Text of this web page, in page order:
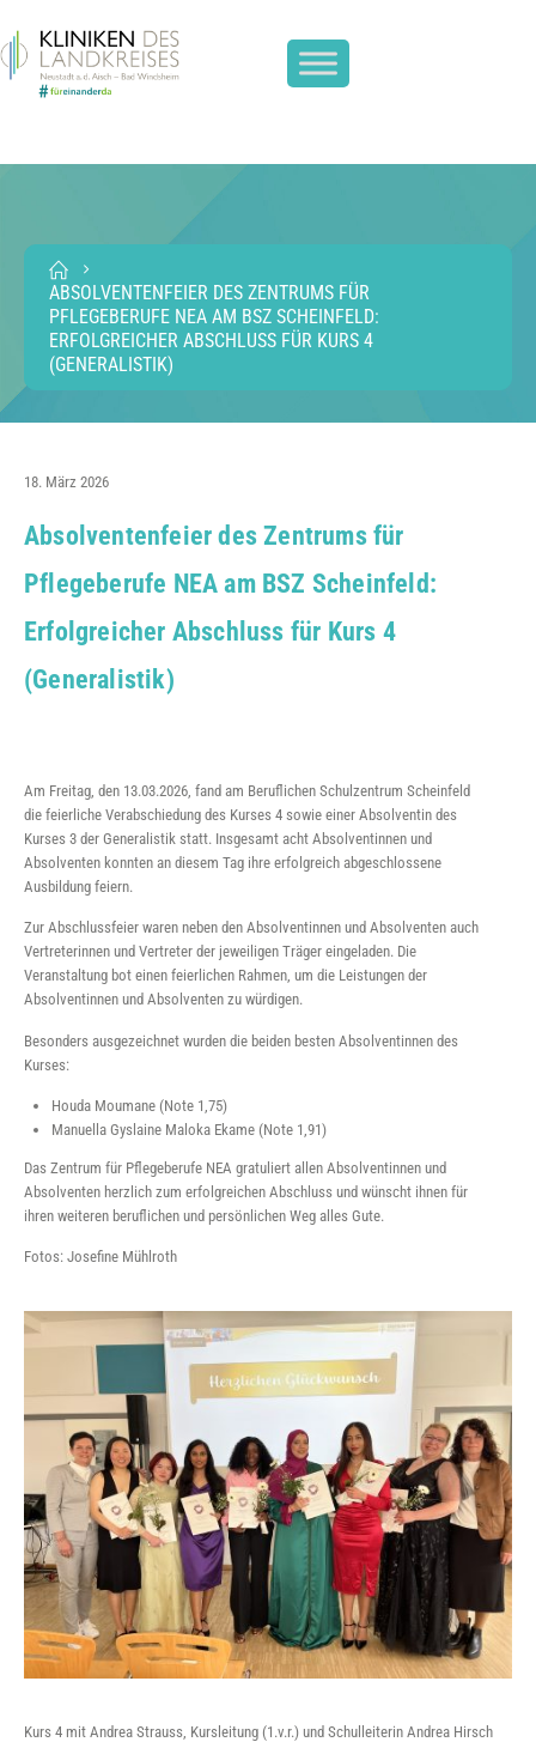
ABSOLVENTENFEIER DES ZENTRUMS FÜR
PFLEGEBERUFE NEA AM BSZ SCHEINFELD:
ERFOLGREICHER ABSCHLUSS FÜR KURS 4
(GENERALISTIK)
18. März 2026
Absolventenfeier des Zentrums für
Pflegeberufe NEA am BSZ Scheinfeld:
Erfolgreicher Abschluss für Kurs 4
(Generalistik)
Am Freitag, den 13.03.2026, fand am Beruflichen Schulzentrum Scheinfeld
die feierliche Verabschiedung des Kurses 4 sowie einer Absolventin des
Kurses 3 der Generalistik statt. Insgesamt acht Absolventinnen und
Absolventen konnten an diesem Tag ihre erfolgreich abgeschlossene
Ausbildung feiern.
Zur Abschlussfeier waren neben den Absolventinnen und Absolventen auch
Vertreterinnen und Vertreter der jeweiligen Träger eingeladen. Die
Veranstaltung bot einen feierlichen Rahmen, um die Leistungen der
Absolventinnen und Absolventen zu würdigen.
Besonders ausgezeichnet wurden die beiden besten Absolventinnen des
Kurses:
Houda Moumane (Note 1,75)
Manuella Gyslaine Maloka Ekame (Note 1,91)
Das Zentrum für Pflegeberufe NEA gratuliert allen Absolventinnen und
Absolventen herzlich zum erfolgreichen Abschluss und wünscht ihnen für
ihren weiteren beruflichen und persönlichen Weg alles Gute.
Fotos: Josefine Mühlroth
Kurs 4 mit Andrea Strauss, Kursleitung (1.v.r.) und Schulleiterin Andrea Hirsch